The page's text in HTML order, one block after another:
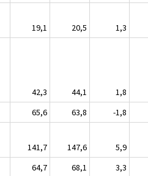
19,1
20,5
1,3
42,3 44,1
1,8
65,6 63,8
-1,8
141,7
147,6
5,9
64,7 68,1
3,3